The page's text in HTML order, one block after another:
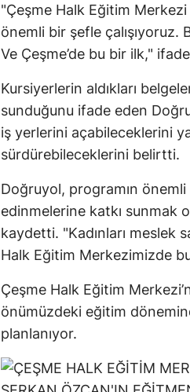
"Çeşme Halk Eğitim
önemli bir şefle çalışıyoruz.
Ve Çeşme’de bu bir ilk,"
Kursiyerlerin aldıkları
sunduğunu ifade eden
iş yerlerini açabileceklerini
sürdürebileceklerini belirtti.
Doğruyol, programın
edinmelerine katkı sunmak
kaydetti. "Kadınları meslek
Halk Eğitim Merkezimizde
Çeşme Halk Eğitim
önümüzdeki eğitim
planlanıyor.